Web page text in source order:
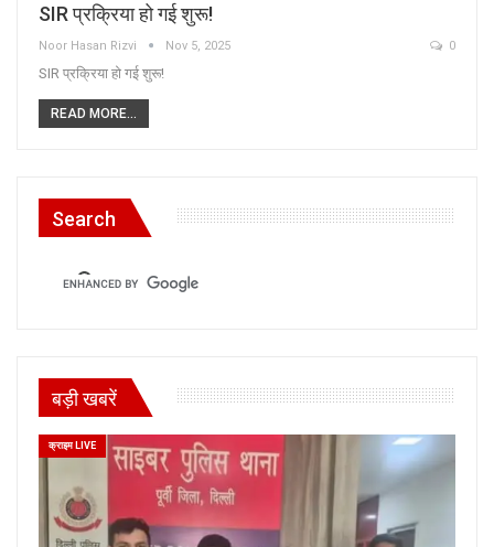
SIR प्रक्रिया हो गई शुरू!
Noor Hasan Rizvi Nov 5, 2025 0
SIR प्रक्रिया हो गई शुरू!
READ MORE...
Search
बड़ी खबरें
क्राइम LIVE